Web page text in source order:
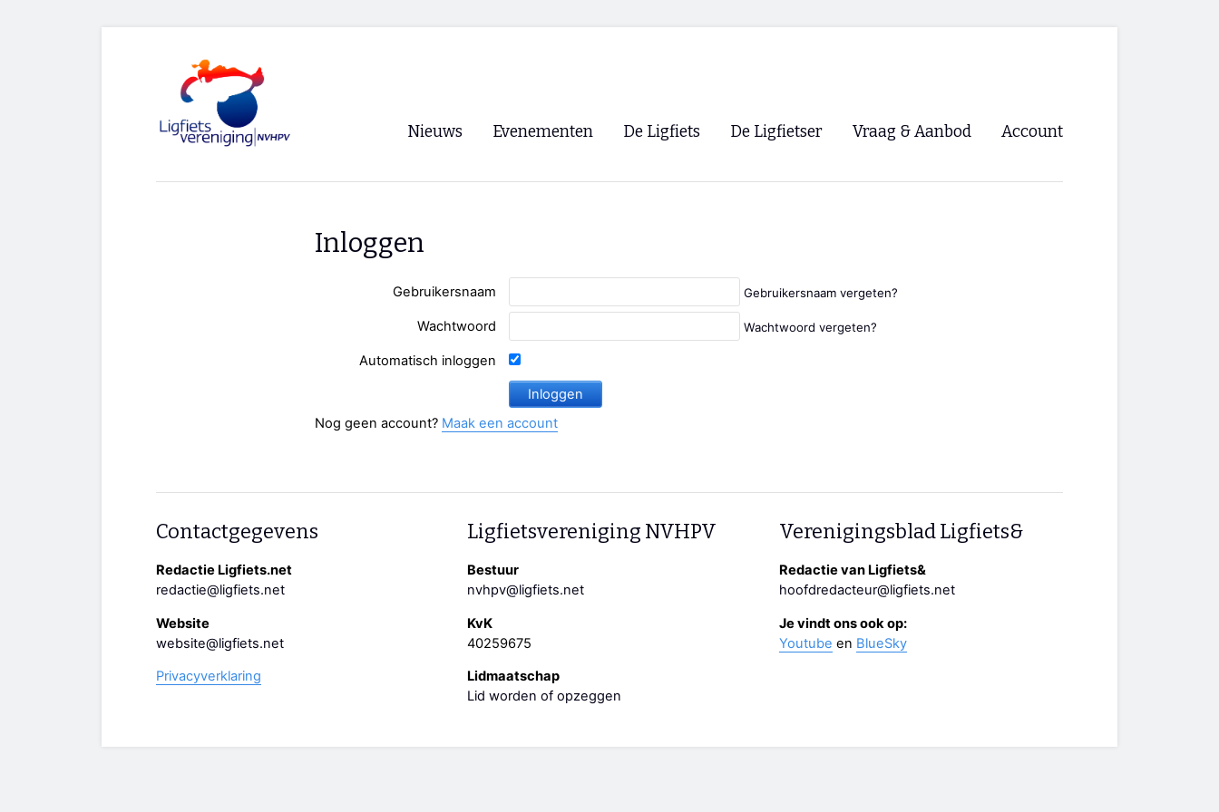
Nieuws Evenementen
Paastreffen
Oliebollentocht
De Ligfiets De Ligfietser
Lokale Fietsverenigingen
Vraag & Aanbod Account
Inloggen
Gebruikersnaam Gebruikersnaam vergeten?
Wachtwoord Wachtwoord vergeten?
Automatisch inloggen
Nog geen account? Maak een account
Contactgegevens
Redactie Ligfiets.net
redactie@ligfiets.net
Website
website@ligfiets.net
Privacyverklaring
Ligfietsvereniging NVHPV
Bestuur
nvhpv@ligfiets.net
KvK
40259675
Lidmaatschap
Lid worden of opzeggen
Verenigingsblad Ligfiets&
Redactie van Ligfiets&
hoofdredacteur@ligfiets.net
Je vindt ons ook op:
Youtube en BlueSky